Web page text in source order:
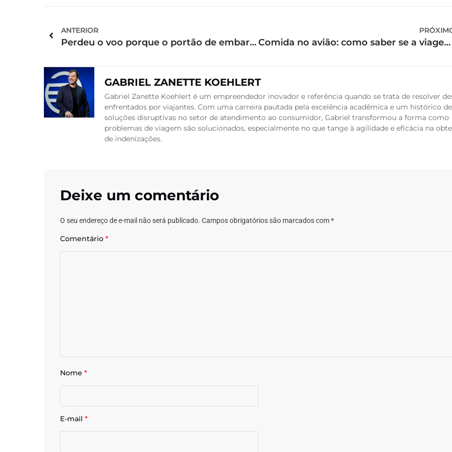
ANTERIOR
Perdeu o voo porque o portão de embarque mudou? Veja o que fazer Comida no avião: como saber se a viagem terá refeição?
GABRIEL ZANETTE KOEHLERT
Gabriel Zanette Koehlert é um empreendedor inovador e referência quando se trata de resolver
enfrentados por viajantes. Com uma carreira pautada pela excelência acadêmica e um histórico de
soluções disruptivas no setor de atendimento ao consumidor, Gabriel transformou a forma como
problemas de viagem são solucionados, especialmente no que tange à agilidade e eficácia na
de indenizações.
Deixe um comentário
O seu endereço de e-mail não será publicado. Campos obrigatórios são marcados com*
Comentário *
Nome *
E-mail *